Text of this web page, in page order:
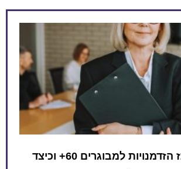
מה מציע מרכז הזדמנויות למבוגרים 60+ וכיצד